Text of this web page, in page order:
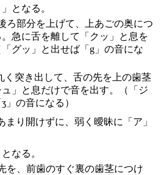
となる。
ろ部分を上げて、上あごの奥につ
急に舌を離して「クッ」と息を
グッ」と出せば「g」の音にな
く突き出して、舌の先を上の歯茎
」と息だけで音を出す。（「ジ
」の音になる）
まり開けずに、弱く曖昧に「ア」
なる。
を、前歯のすぐ裏の歯茎につけ